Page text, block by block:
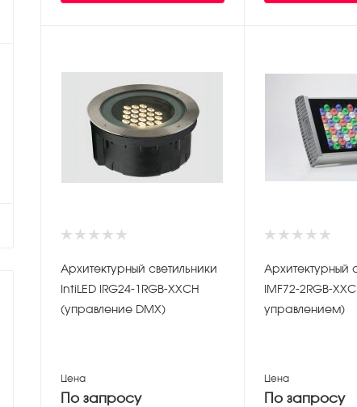
Архитектурный светильники
IntiLED IRG24-1RGB-XXCH
(управление DMX)
Цена
По запросу
Архитектурный
IMF72-2RGB-
управлением)
Цена
По запросу